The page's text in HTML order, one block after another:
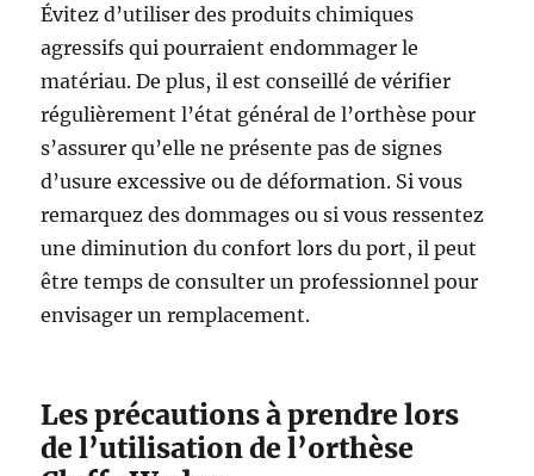
Évitez d’utiliser des produits chimiques
agressifs qui pourraient endommager le
matériau. De plus, il est conseillé de vérifier
régulièrement l’état général de l’orthèse pour
s’assurer qu’elle ne présente pas de signes
d’usure excessive ou de déformation. Si vous
remarquez des dommages ou si vous ressentez
une diminution du confort lors du port, il peut
être temps de consulter un professionnel pour
envisager un remplacement.
Les précautions à prendre lors
de l’utilisation de l’orthèse